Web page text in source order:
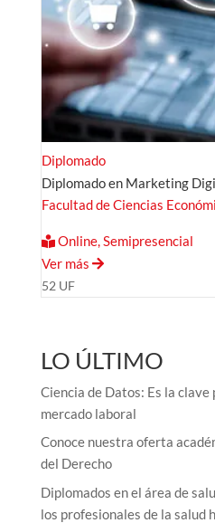
Diplomado
Diplomado en Marketing
Facultad de Ciencias
Online, Semipresencial
Ver más
52 UF
LO ÚLTIMO
Ciencia de Datos: Es la clave
mercado laboral
Conoce nuestra oferta
del Derecho
Diplomados en el área de
los profesionales de la salud